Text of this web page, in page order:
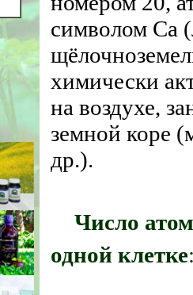
символом Ca
химически
на воздухе,
земной коре
др.).
Число
одной клетке